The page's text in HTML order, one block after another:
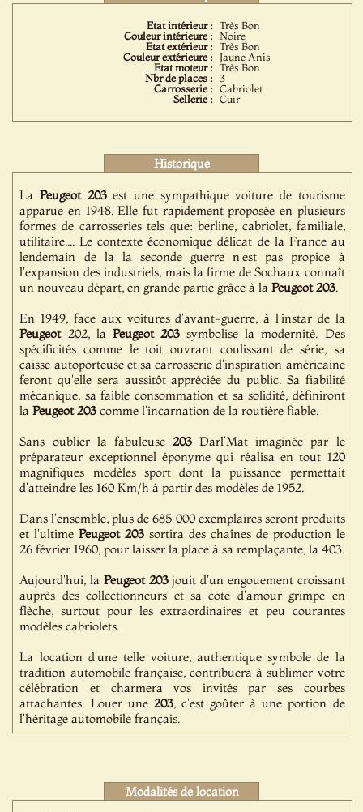
Etat intérieur : Très Bon
Couleur intérieure : Noire
Etat extérieur : Très Bon
Couleur extérieure : Jaune Anis
Etat moteur : Très Bon
Nbr de places : 3
Carrosserie : Cabriolet
Sellerie : Cuir
Historique
LaPeugeot 203est une sympathique voiture de tourisme
apparue en 1948. Elle fut rapidement proposée en plusieurs
formes de carrosseries tels que: berline, cabriolet, familiale,
utilitaire.... Le contexte économique délicat de la France au
lendemain de la la seconde guerre n'est pas propice à
l'expansion des industriels, mais la firme de Sochaux connaît
un nouveau départ, en grande partie grâce à laPeugeot 203.
En 1949, face aux voitures d'avant-guerre, à l'instar de la
Peugeot202, la Peugeot 203 symbolise la modernité. Des
spécificités comme le toit ouvrant coulissant de série, sa
caisse autoporteuse et sa carrosserie d'inspiration américaine
feront qu'elle sera aussitôt appréciée du public. Sa fiabilité
mécanique, sa faible consommation et sa solidité, définiront
laPeugeot 203 comme l'incarnation de la routière fiable.
Sans oublier la fabuleuse 203 Darl’Mat imaginée par le
préparateur exceptionnel éponyme qui réalisa en tout 120
magnifiques modèles sport dont la puissance permettait
d'atteindre les 160 Km/h à partir des modèles de 1952.
Dans l'ensemble, plus de 685 000 exemplaires seront produits
et l'ultimePeugeot 203 sortira des chaînes de production le
26 février 1960, pour laisser la place à sa remplaçante, la 403.
Aujourd'hui, la Peugeot 203jouit d'un engouement croissant
auprès des collectionneurs et sa cote d'amour grimpe en
flèche, surtout pour les extraordinaires et peu courantes
modèles cabriolets.
La location d'une telle voiture, authentique symbole de la
tradition automobile française, contribuera à sublimer votre
célébration et charmera vos invités par ses courbes
attachantes. Louer une 203, c'est goûter à une portion de
l'héritage automobile français.
Modalités de location